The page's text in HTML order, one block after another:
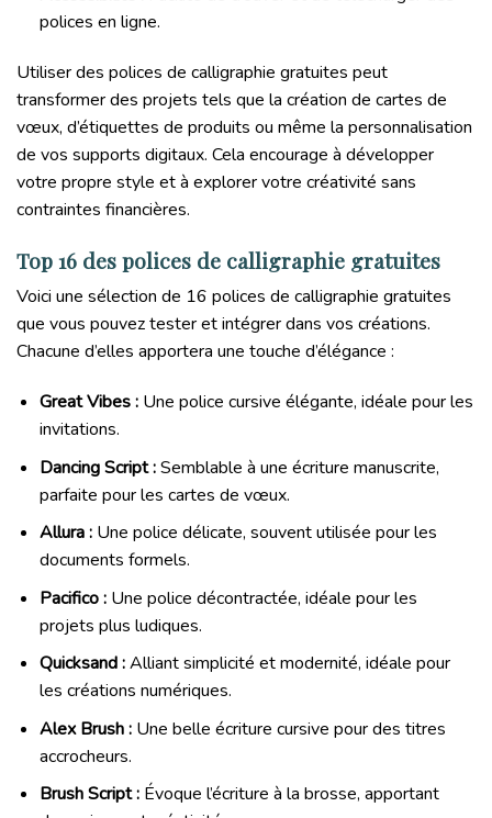
polices en ligne.
Utiliser des polices de calligraphie gratuites peut
transformer des projets tels que la création de cartes de
vœux, d’étiquettes de produits ou même la personnalisation
de vos supports digitaux. Cela encourage à développer
votre propre style et à explorer votre créativité sans
contraintes financières.
Top 16 des polices de calligraphie gratuites
Voici une sélection de 16 polices de calligraphie gratuites
que vous pouvez tester et intégrer dans vos créations.
Chacune d’elles apportera une touche d’élégance :
Great Vibes :Une police cursive élégante, idéale pour les
invitations.
Dancing Script :Semblable à une écriture manuscrite,
parfaite pour les cartes de vœux.
Allura :Une police délicate, souvent utilisée pour les
documents formels.
Pacifico :Une police décontractée, idéale pour les
projets plus ludiques.
Quicksand :Alliant simplicité et modernité, idéale pour
les créations numériques.
Alex Brush :Une belle écriture cursive pour des titres
accrocheurs.
Brush Script :Évoque l’écriture à la brosse, apportant